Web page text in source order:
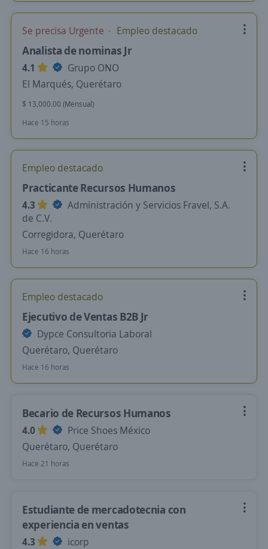
Se precisa Urgente Empleo destacado
Analista de nominas Jr
4.1
Grupo ONO
El Marqués, Querétaro
$ 13,000.00 (Mensual)
Hace 15 horas
Empleo destacado
Practicante Recursos Humanos
4.3
Administración y Servicios Fravel, S.A.
de C.V.
Corregidora, Querétaro
Hace 16 horas
Empleo destacado
Ejecutivo de Ventas B2B Jr
Dypce Consultoria Laboral
Querétaro, Querétaro
Hace 16 horas
Becario de Recursos Humanos
4.0
Price Shoes México
Querétaro, Querétaro
Hace 21 horas
Estudiante de mercadotecnia con
experiencia en ventas
4.3
icorp